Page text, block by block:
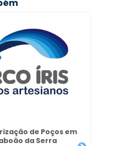
de Poços em
da Serra